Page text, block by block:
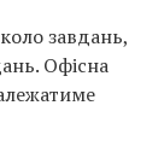
завдань,
Офісна